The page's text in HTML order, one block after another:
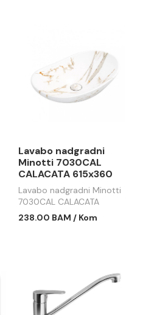
Lavabo nadgradni
Minotti 7030CAL
CALACATA 615x360
Lavabo nadgradni Minotti
7030CAL CALACATA
615x360
238.00 BAM / Kom